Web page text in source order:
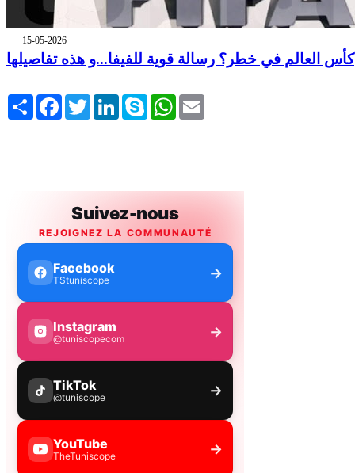
15-05-2026
كأس العالم في خطر؟ رسالة قوية للفيفا...و هذه تفاصيلها
Share FacebookTwitterLinkedInSkype WhatsApp